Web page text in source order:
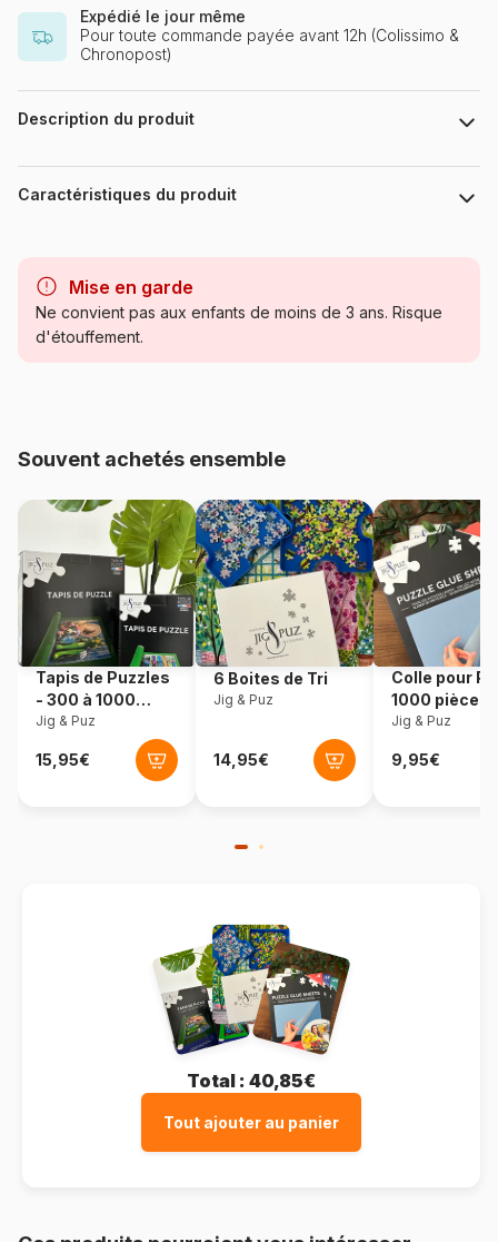
Expédié le jour même
Pour toute commande payée avant 12h (Colissimo &
Chronopost)
Description du produit
Universal Jurassic World
Caractéristiques du produit
Catégorie
Provenance Pologne
Trefl-34607
EAN 5900511346077
Nombre de pièces 35 pièces
Dimensions 28 x 20 cm
Mise en garde
Ne convient pas aux enfants de moins de 3 ans. Risque
d'étouffement.
Souvent achetés ensemble
Tapis de Puzzles
- 300 à 1000
pièces
Jig & Puz
6 Boites de Tri
Jig & Puz
Colle pour
1000 pièces
Jig & Puz
Total : 40,85€
Tout ajouter au panier